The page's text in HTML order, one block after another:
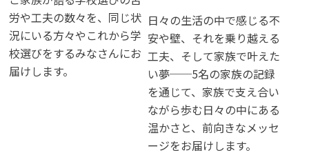
労や工夫の数々を、同じ状
況にいる方々やこれから学
校選びをするみなさんにお
届けします。
日々の生活の中で感じる不
安や壁、それを乗り越える
工夫、そして家族で叶えた
い夢──5名の家族の記録
を通じて、家族で支え合い
ながら歩む日々の中にある
温かさと、前向きなメッセ
ージをお届けします。